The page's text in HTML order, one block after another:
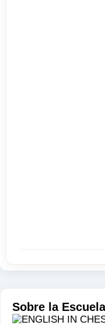
Hay bares y
Sobre la Escuela